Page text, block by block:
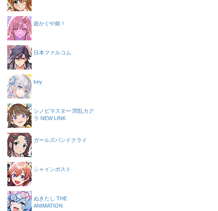
超かぐや姫！
日本ファルコム
key
シノビマスター 閃乱カグ
ラ NEW LINK
ガールズバンドクライ
シャインポスト
ぬきたし THE
ANIMATION